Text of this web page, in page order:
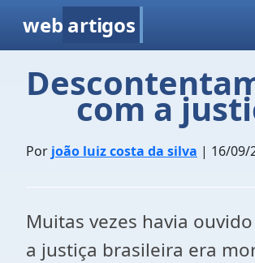
web artigos
com a
Por joão luiz costa da silva | 16/09/
Muitas vezes havia
a justiça brasileira era